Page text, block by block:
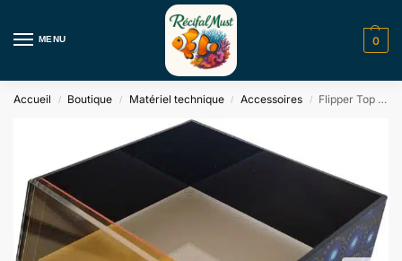
MENU 0
Accueil / Boutique / Matériel technique / Accessoires / Flipper Top Down Viewer